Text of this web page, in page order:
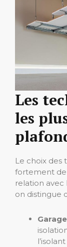
Les
les
Le choix des
fortement de
relation avec
on distingue